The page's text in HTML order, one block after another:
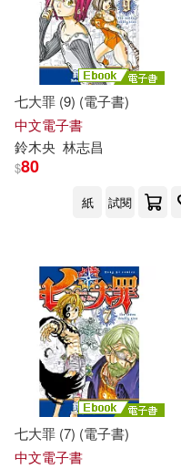
七大罪 (9) (電子書)
中文電子書
鈴木央 林志昌
$80
紙 試閱
七大罪 (7) (電子書)
中文電子書